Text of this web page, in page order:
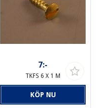
7:-
TKFS 6 X 1 M
KÖP NU